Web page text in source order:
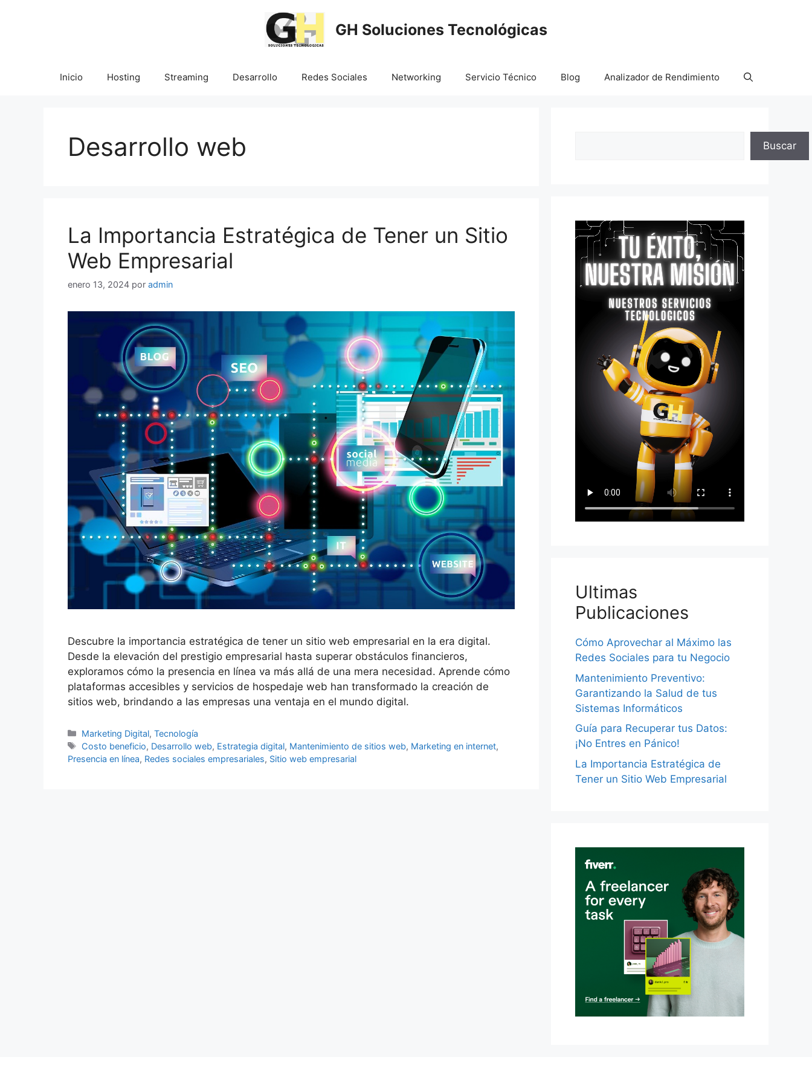
GH Soluciones Tecnológicas
Inicio Hosting Streaming Desarrollo Redes Sociales Networking Servicio Técnico Blog Analizador de Rendimiento
Desarrollo web
La Importancia Estratégica de Tener un Sitio
Web Empresarial
enero 13, 2024 por admin
Descubre la importancia estratégica de tener un sitio web empresarial en la era digital.
Desde la elevación del prestigio empresarial hasta superar obstáculos financieros,
exploramos cómo la presencia en línea va más allá de una mera necesidad. Aprende cómo
plataformas accesibles y servicios de hospedaje web han transformado la creación de
sitios web, brindando a las empresas una ventaja en el mundo digital.
Categorías
Marketing Digital,Tecnología
Etiquetas
Costo beneficio, Desarrollo web, Estrategia digital, Mantenimiento de sitios web, Marketing en internet,
Presencia en línea, Redes sociales empresariales, Sitio web empresarial
Buscar
Ultimas
Publicaciones
Cómo Aprovechar al Máximo las
Redes Sociales para tu Negocio
Mantenimiento Preventivo:
Garantizando la Salud de tus
Sistemas Informáticos
Guía para Recuperar tus Datos:
¡No Entres en Pánico!
La Importancia Estratégica de
Tener un Sitio Web Empresarial